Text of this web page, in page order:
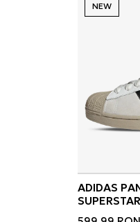
NEW
ADIDAS